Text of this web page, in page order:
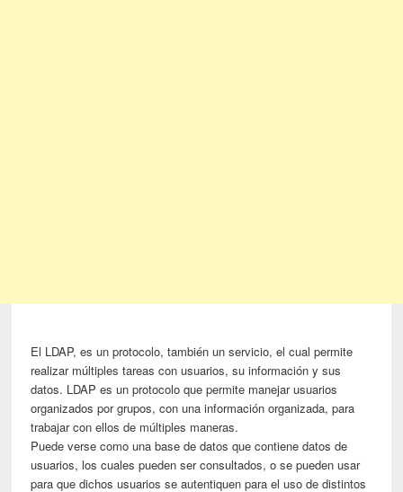
El LDAP, es un protocolo, también un servicio, el cual permite
realizar múltiples tareas con usuarios, su información y sus
datos. LDAP es un protocolo que permite manejar usuarios
organizados por grupos, con una información organizada, para
trabajar con ellos de múltiples maneras.
Puede verse como una base de datos que contiene datos de
usuarios, los cuales pueden ser consultados, o se pueden usar
para que dichos usuarios se autentiquen para el uso de distintos